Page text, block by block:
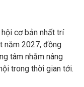
cơ bản nhất trí
năm 2027, đồng
tâm nhằm nâng
trong thời gian tới.